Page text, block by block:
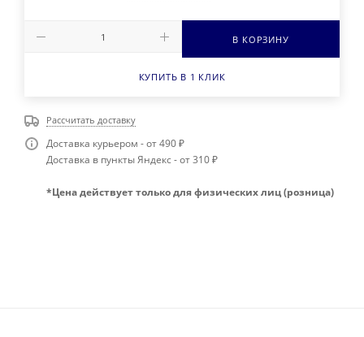
В КОРЗИНУ
КУПИТЬ В 1 КЛИК
Рассчитать доставку
Доставка курьером - от 490 ₽
Доставка в пункты Яндекс - от 310 ₽
*Цена действует только для физических лиц (розница)